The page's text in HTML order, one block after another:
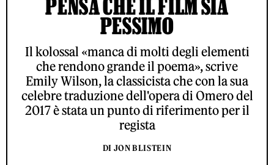
PENSA CHE IL FILM SIA
PESSIMO
Il kolossal «manca di molti degli elementi
che rendono grande il poema», scrive
Emily Wilson, la classicista che con la sua
celebre traduzione dell'opera di Omero del
2017 è stata un punto di riferimento per il
regista
DI JON BLISTEIN